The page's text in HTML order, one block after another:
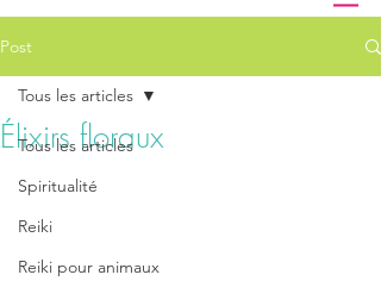
Post
Tous les articles
Spiritualité
Reiki
Reiki pour animaux
Tous les articles
Élixirs floraux